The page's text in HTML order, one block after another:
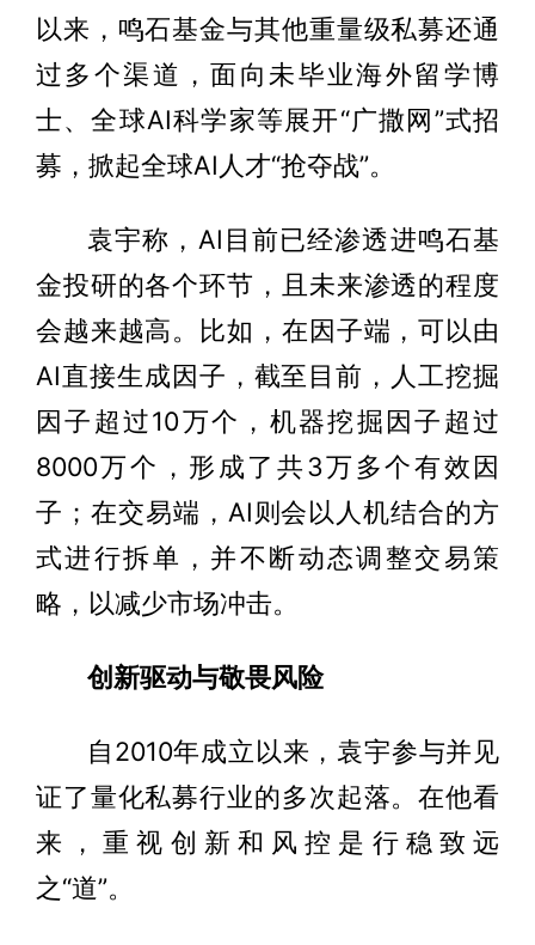
以来，鸣石基金与其他重量级私募还通
过多个渠道，面向未毕业海外留学博
士、全球AI科学家等展开“广撒网”式招
募，掀起全球AI人才“抢夺战”。
袁宇称，AI目前已经渗透进鸣石基
金投研的各个环节，且未来渗透的程度
会越来越高。比如，在因子端，可以由
AI直接生成因子，截至目前，人工挖掘
因子超过10万个，机器挖掘因子超过
8000万个，形成了共3万多个有效因
子；在交易端，AI则会以人机结合的方
式进行拆单，并不断动态调整交易策
略，以减少市场冲击。
创新驱动与敬畏风险
自2010年成立以来，袁宇参与并见
证了量化私募行业的多次起落。在他看
来，重视创新和风控是行稳致远
之“道”。